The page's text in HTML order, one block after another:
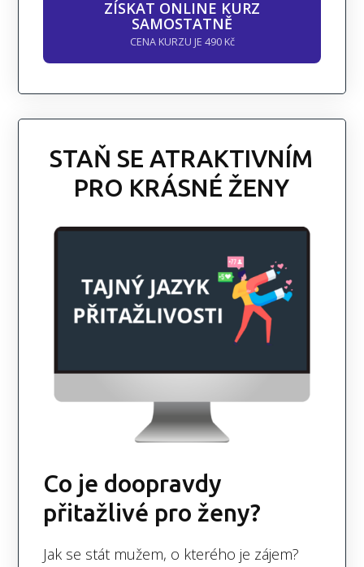
ZÍSKAT ONLINE KURZ
SAMOSTATNĚ
CENA KURZU JE 490 Kč
STAŇ SE ATRAKTIVNÍM
PRO KRÁSNÉ ŽENY
Co je doopravdy
přitažlivé pro ženy?
Jak se stát mužem, o kterého je zájem?